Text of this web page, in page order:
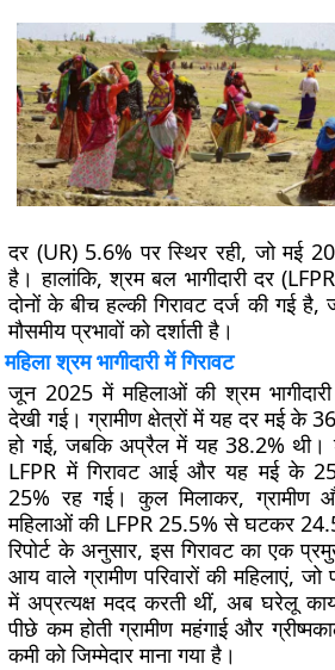
दर (UR) 5.6% पर स्थिर रही, जो मई
है। हालांकि, श्रम बल भागीदारी दर
दोनों के बीच हल्की गिरावट दर्ज की गई है,
मौसमीय प्रभावों को दर्शाती है।
महिला श्रम भागीदारी में गिरावट
जून 2025 में महिलाओं की श्रम भागीदारी
देखी गई। ग्रामीण क्षेत्रों में यह दर मई
हो गई, जबकि अप्रैल में यह 38.2% थी।
LFPR में गिरावट आई और यह मई के
25% रह गई। कुल मिलाकर, ग्रामीण
महिलाओं की LFPR 25.5% से घटकर
रिपोर्ट के अनुसार, इस गिरावट का एक
आय वाले ग्रामीण परिवारों की महिलाएं,
में अप्रत्यक्ष मदद करती थीं, अब घरेलू
पीछे कम होती ग्रामीण महंगाई और
कमी को जिम्मेदार माना गया है।